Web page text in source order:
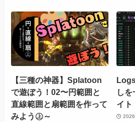
【三種の神器】Splatoon
で遊ぼう！02〜円範囲と
直線範囲と扇範囲を作って
みよう㊤～
し
イト